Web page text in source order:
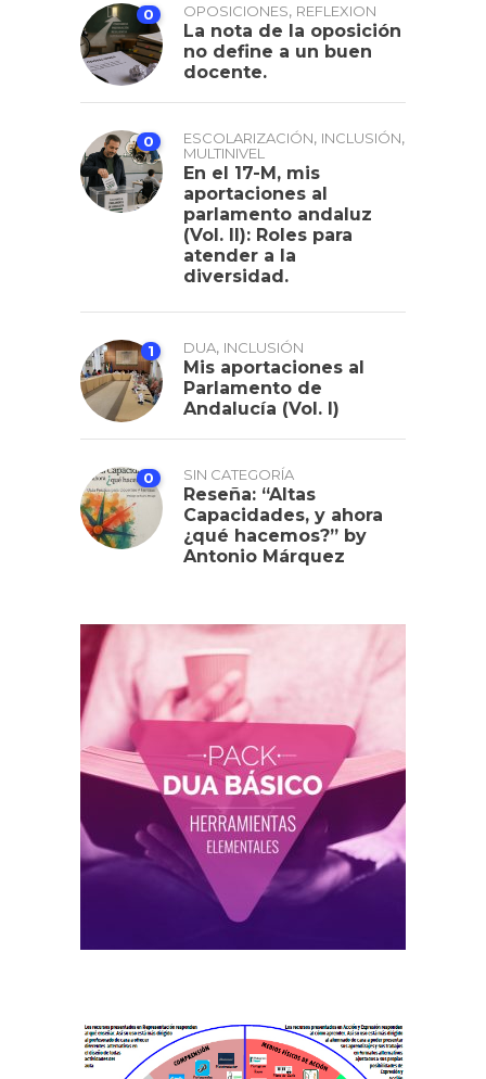
0 OPOSICIONES, REFLEXION
La nota de la oposición
no define a un buen
docente.
0 ESCOLARIZACIÓN, INCLUSIÓN,
MULTINIVEL
En el 17-M, mis
aportaciones al
parlamento andaluz
(Vol. II): Roles para
atender a la
diversidad.
1 DUA, INCLUSIÓN
Mis aportaciones al
Parlamento de
Andalucía (Vol. I)
0 SIN CATEGORÍA
Reseña: “Altas
Capacidades, y ahora
¿qué hacemos?” by
Antonio Márquez